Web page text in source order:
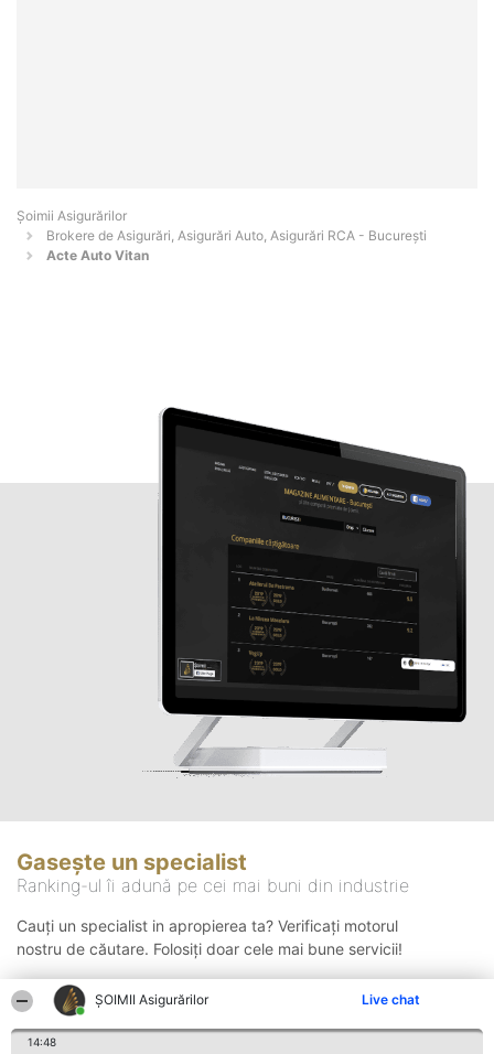
ȘOIMII Asigurărilor Live chat
14:48
Șoimii Asigurărilor
Brokere de Asigurări, Asigurări Auto, Asigurări RCA - Bucureşti
Acte Auto Vitan
Gasește un specialist
Ranking-ul îi adună pe cei mai buni din industrie
Cauți un specialist in apropierea ta? Verificați motorul
nostru de căutare. Folosiți doar cele mai bune servicii!